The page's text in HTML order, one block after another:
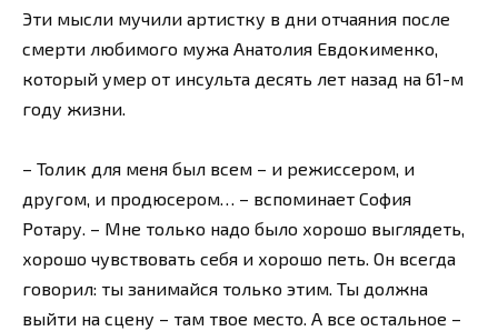
Эти мысли мучили артистку в дни отчаяния после
смерти любимого мужа Анатолия Евдокименко,
который умер от инсульта десять лет назад на 61-м
году жизни.
– Толик для меня был всем – и режиссером, и
другом, и продюсером… – вспоминает София
Ротару. – Мне только надо было хорошо выглядеть,
хорошо чувствовать себя и хорошо петь. Он всегда
говорил: ты занимайся только этим. Ты должна
выйти на сцену – там твое место. А все остальное –